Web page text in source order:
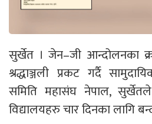
सुर्खेत । जेन–जी आन्दोलनका
श्रद्धाञ्जली प्रकट गर्दै
समिति महासंघ नेपाल,
विद्यालयहरु चार दिनका लागि